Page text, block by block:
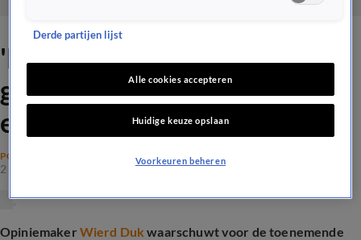
'Links radicaliseert en is
gevaarlijker dan
extreemrechts'
POLITIEK
2 juli 2025, 19:25
Opiniemaker Wierd Duk waarschuwt voor de toenemende
Derde partijen lijst
Alle cookies accepteren
Huidige keuze opslaan
Voorkeuren beheren